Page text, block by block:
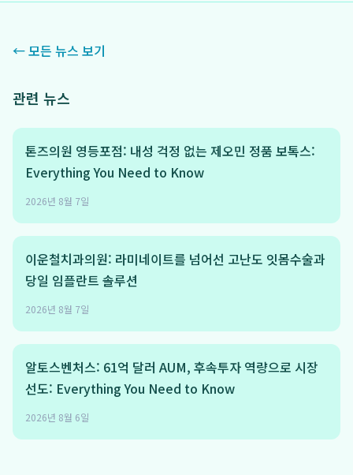
← 모든 뉴스 보기
관련 뉴스
톤즈의원 영등포점: 내성 걱정 없는 제오민 정품 보톡스:
Everything You Need to Know
2026년 8월 7일
이운철치과의원: 라미네이트를 넘어선 고난도 잇몸수술과
당일 임플란트 솔루션
2026년 8월 7일
알토스벤처스: 61억 달러 AUM, 후속투자 역량으로 시장
선도: Everything You Need to Know
2026년 8월 6일